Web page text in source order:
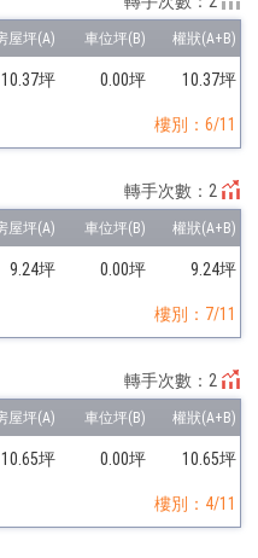
10.37坪 0.00坪 10.37坪
樓別：6/11
9.24坪 0.00坪 9.24坪
樓別：7/11
轉手次數：2
10.65坪 0.00坪 10.65坪
樓別：4/11
轉手次數：2